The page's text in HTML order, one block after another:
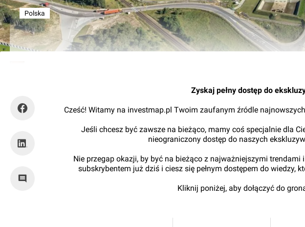
Polska
Zyskaj pełny dostęp do
Cześć! Witamy na investmap.pl Twoim zaufanym źródle
Jeśli chcesz być zawsze na bieżąco, mamy coś specjalnie dla
nieograniczony dostęp do naszych
Nie przegap okazji, by być na bieżąco z najważniejszymi
subskrybentem już dziś i ciesz się pełnym dostępem do wiedzy,
Kliknij poniżej, aby dołączyć do